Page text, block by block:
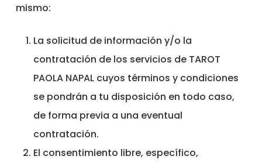
mismo:
La solicitud de información y/o la
contratación de los servicios de TAROT
PAOLA NAPAL cuyos términos y condiciones
se pondrán a tu disposición en todo caso,
de forma previa a una eventual
contratación.
El consentimiento libre, específico,